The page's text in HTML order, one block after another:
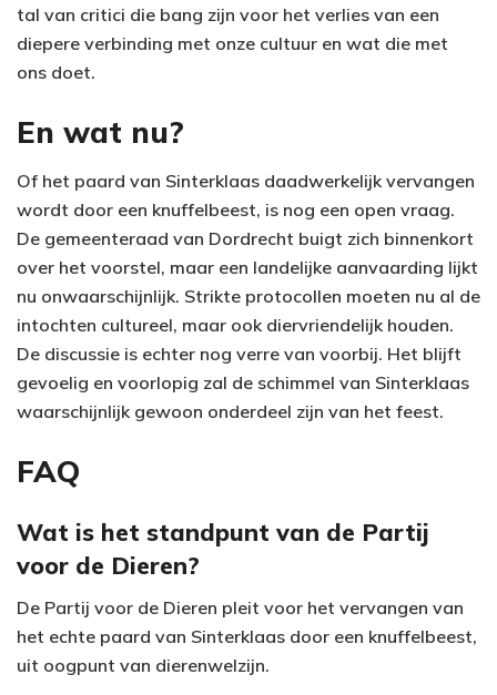
tal van critici die bang zijn voor het verlies van een
diepere verbinding met onze cultuur en wat die met
ons doet.
En wat nu?
Of het paard van Sinterklaas daadwerkelijk vervangen
wordt door een knuffelbeest, is nog een open vraag.
De gemeenteraad van Dordrecht buigt zich binnenkort
over het voorstel, maar een landelijke aanvaarding lijkt
nu onwaarschijnlijk. Strikte protocollen moeten nu al de
intochten cultureel, maar ook diervriendelijk houden.
De discussie is echter nog verre van voorbij. Het blijft
gevoelig en voorlopig zal de schimmel van Sinterklaas
waarschijnlijk gewoon onderdeel zijn van het feest.
FAQ
Wat is het standpunt van de Partij
voor de Dieren?
De Partij voor de Dieren pleit voor het vervangen van
het echte paard van Sinterklaas door een knuffelbeest,
uit oogpunt van dierenwelzijn.